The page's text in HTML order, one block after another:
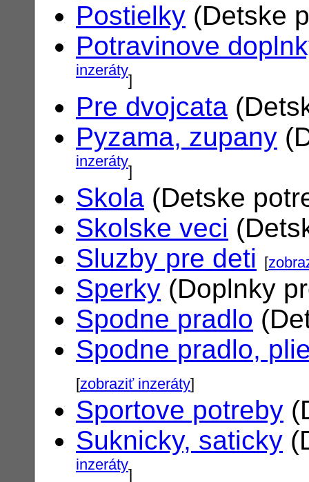
Postielky (Detske
Potravinove
inzeráty]
Pre dvojcata
Pyzama, zupany
inzeráty]
Skola (Detske
Skolske veci
Sluzby pre deti [
Sperky (Doplnky
Spodne pradlo
Spodne pradlo,
[zobraziť inzeráty]
Sportove potreby
Suknicky, saticky
inzeráty]